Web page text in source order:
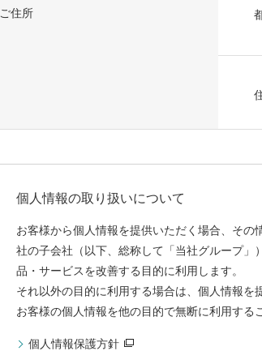
ご住所
個人情報の取り扱いについて
お客様から個人情報を提供いただく場合、そ
社の子会社（以下、総称して「当社グループ
品・サービスを改善する目的に利用します。
それ以外の目的に利用する場合は、個人情報を
お客様の個人情報を他の目的で無断に利用する
個人情報保護方針